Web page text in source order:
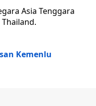
Asia Tenggara
Kemenlu